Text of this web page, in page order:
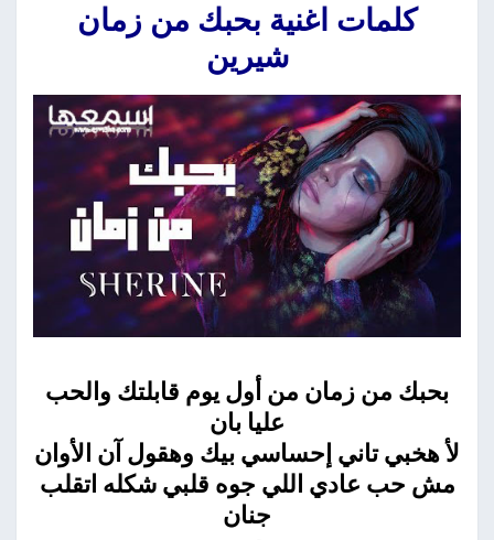
كلمات اغنية بحبك من زمان
شيرين
بحبك من زمان من أول يوم قابلتك والحب
عليا بان
لأ هخبي تاني إحساسي بيك وهقول آن الأوان
مش حب عادي اللي جوه قلبي شكله اتقلب
جنان